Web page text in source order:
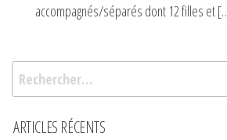
accompagnés/séparés dont 12 filles et
Rechercher :
ARTICLES RÉCENTS